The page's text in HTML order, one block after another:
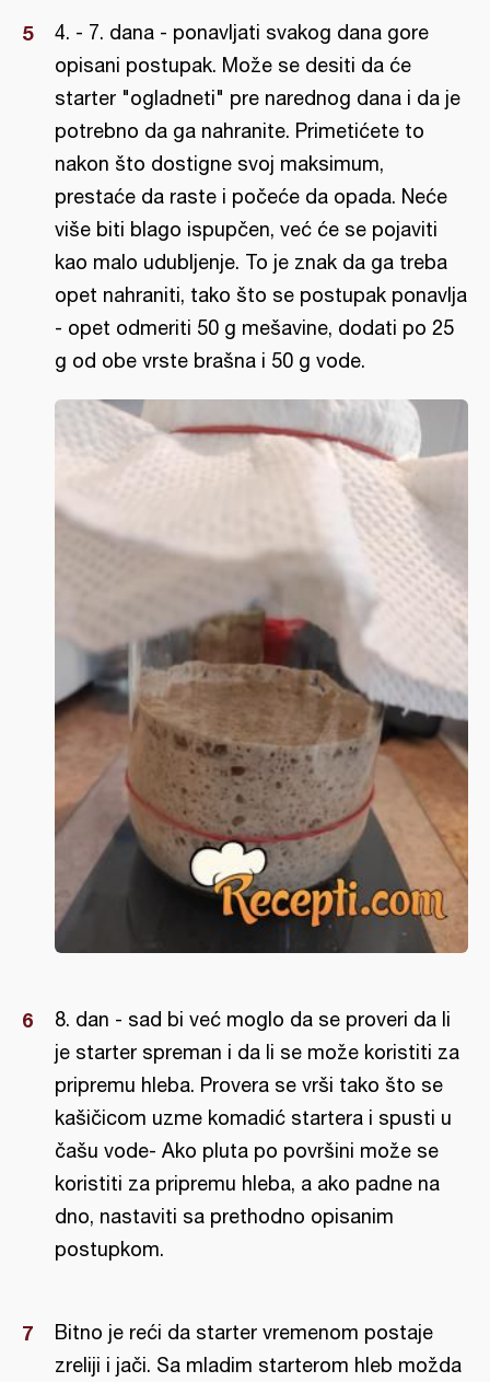
4. - 7. dana - ponavljati svakog dana gore
opisani postupak. Može se desiti da će
starter "ogladneti" pre narednog dana i da je
potrebno da ga nahranite. Primetićete to
nakon što dostigne svoj maksimum,
prestaće da raste i počeće da opada. Neće
više biti blago ispupčen, već će se pojaviti
kao malo udubljenje. To je znak da ga treba
opet nahraniti, tako što se postupak ponavlja
- opet odmeriti 50 g mešavine, dodati po 25
g od obe vrste brašna i 50 g vode.
8. dan - sad bi već moglo da se proveri da li
je starter spreman i da li se može koristiti za
pripremu hleba. Provera se vrši tako što se
kašičicom uzme komadić startera i spusti u
čašu vode- Ako pluta po površini može se
koristiti za pripremu hleba, a ako padne na
dno, nastaviti sa prethodno opisanim
postupkom.
Bitno je reći da starter vremenom postaje
zreliji i jači. Sa mladim starterom hleb možda